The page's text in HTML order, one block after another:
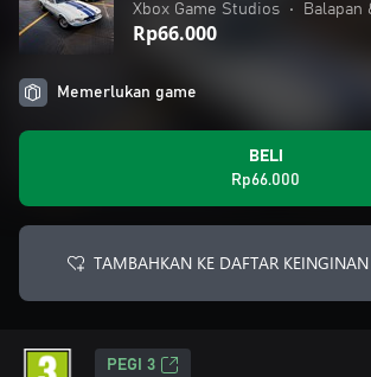
Xbox Game Studios • Balapan
Rp66.000
Memerlukan game
BELI
Rp66.000
TAMBAHKAN KE DAFTAR KEINGINAN
PEGI 3